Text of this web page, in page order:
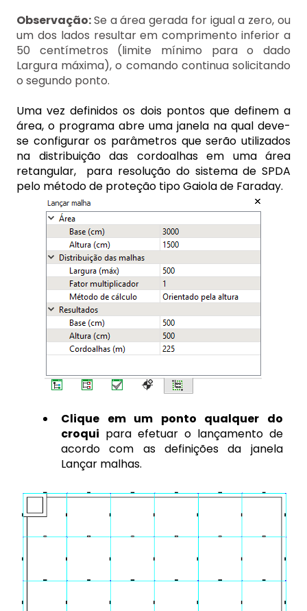
Observação:Se a área gerada for igual a zero, ou
um dos lados resultar em comprimento inferior a
50 centímetros (limite mínimo para o dado
Largura máxima), o comando continua solicitando
o segundo ponto.
Uma vez definidos os dois pontos que definem a
área, o programa abre uma janela na qual deve-
se configurar os parâmetros que serão utilizados
na distribuição das cordoalhas em uma área
retangular, para resolução do sistema de SPDA
pelo método de proteção tipo Gaiola de Faraday.
Clique em um ponto qualquer do
croqui para efetuar o lançamento de
acordo com as definições da janela
Lançar malhas.